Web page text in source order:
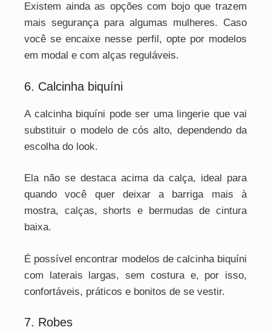
Existem ainda as opções com bojo que trazem
mais segurança para algumas mulheres. Caso
você se encaixe nesse perfil, opte por modelos
em modal e com alças reguláveis.
6. Calcinha biquíni
A calcinha biquíni pode ser uma lingerie que vai
substituir o modelo de cós alto, dependendo da
escolha do look.
Ela não se destaca acima da calça, ideal para
quando você quer deixar a barriga mais à
mostra, calças, shorts e bermudas de cintura
baixa.
É possível encontrar modelos de calcinha biquíni
com laterais largas, sem costura e, por isso,
confortáveis, práticos e bonitos de se vestir.
7. Robes